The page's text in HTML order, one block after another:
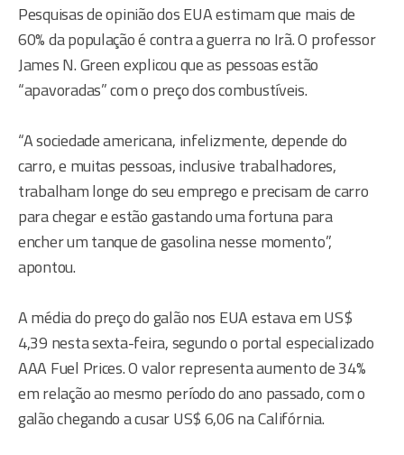
Pesquisas de opinião dos EUA estimam que mais de
60% da população é contra a guerra no Irã. O professor
James N. Green explicou que as pessoas estão
“apavoradas” com o preço dos combustíveis.
“A sociedade americana, infelizmente, depende do
carro, e muitas pessoas, inclusive trabalhadores,
trabalham longe do seu emprego e precisam de carro
para chegar e estão gastando uma fortuna para
encher um tanque de gasolina nesse momento”,
apontou.
A média do preço do galão nos EUA estava em US$
4,39 nesta sexta-feira, segundo o portal especializado
AAA Fuel Prices. O valor representa aumento de 34%
em relação ao mesmo período do ano passado, com o
galão chegando a cusar US$ 6,06 na Califórnia.